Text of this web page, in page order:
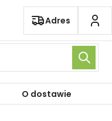
Adres
O dostawie